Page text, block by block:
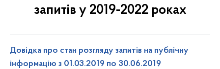
запитів у 2019-2022 роках
Довідка про стан розгляду запитів на публічну
інформацію з 01.03.2019 по 30.06.2019